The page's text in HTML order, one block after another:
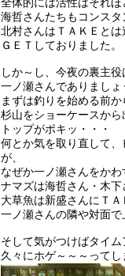
海哲さんたちもコンス
北村さんはＴＡＫＥと
ＧＥＴしておりました。
しか～し、今夜の裏主
一ノ瀬さんでありましょ
まずは釣りを始める前
杉山をショーケースか
トップがポキッ・・・
何とか気を取り直して
が、
なぜか一ノ瀬さんをか
ナマズは海哲さん・木
大草魚は新盛さんにＴＡ
一ノ瀬さんの隣や対面
そして気がつけばタイ
久々にホゲ～～～って